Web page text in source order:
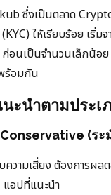
ซึ่งเป็นตลาด
ให้เรียบร้อย เริ่ม
อนเป็นจำนวนเล็กน้อย
ร้อมกัน
ะนำตามประเ
(ระ
วามเสี่ยง ต้องการผล
แอปที่แนะนำ